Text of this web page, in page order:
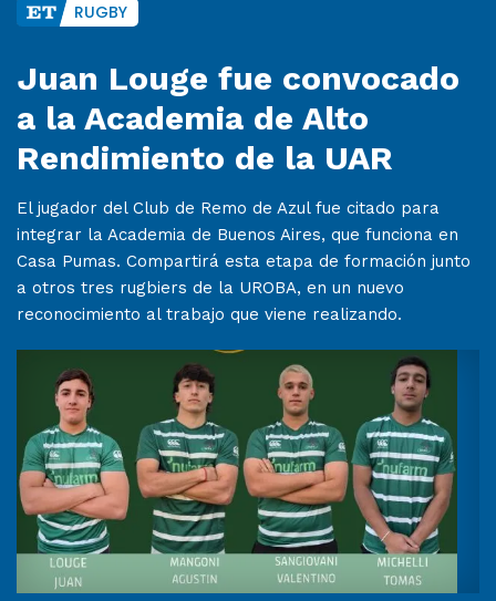
RUGBY
Juan Louge fue convocado
a la Academia de Alto
Rendimiento de la UAR
El jugador del Club de Remo de Azul fue citado para
integrar la Academia de Buenos Aires, que funciona en
Casa Pumas. Compartirá esta etapa de formación junto
a otros tres rugbiers de la UROBA, en un nuevo
reconocimiento al trabajo que viene realizando.